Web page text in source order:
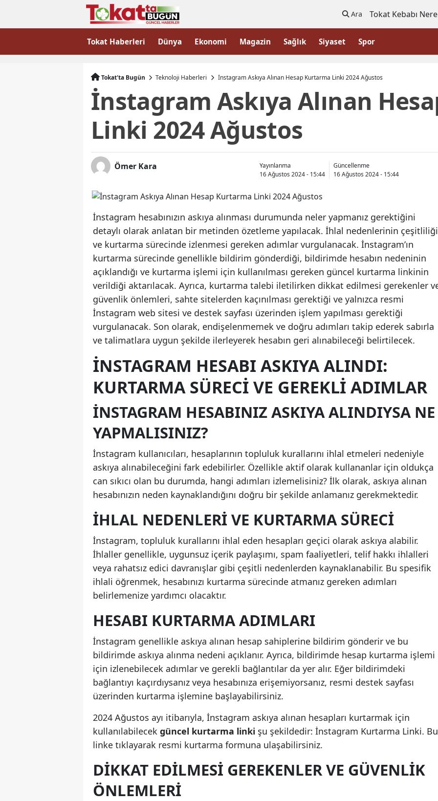
Ara Tokat Kebabı
Tokat Haberleri Dünya Ekonomi Magazin Sağlık Siyaset Spor
Tokat'ta Bugün Teknoloji Haberleri İnstagram Askıya Alınan Hesap Kurtarma Linki 2024 Ağustos
İnstagram Askıya Alınan
Linki 2024 Ağustos
Ömer Kara
Yayınlanma
16 Ağustos 2024 - 15:44
Güncellenme
16 Ağustos 2024 - 15:44
İnstagram hesabınızın askıya alınması durumunda neler yapmanız gerektiğini
detaylı olarak anlatan bir metinden özetleme yapılacak. İhlal nedenlerinin çeşitliliği
ve kurtarma sürecinde izlenmesi gereken adımlar vurgulanacak. İnstagram’ın
kurtarma sürecinde genellikle bildirim gönderdiği, bildirimde hesabın nedeninin
açıklandığı ve kurtarma işlemi için kullanılması gereken güncel kurtarma linkinin
verildiği aktarılacak. Ayrıca, kurtarma talebi iletilirken dikkat edilmesi gerekenler
güvenlik önlemleri, sahte sitelerden kaçınılması gerektiği ve yalnızca resmi
İnstagram web sitesi ve destek sayfası üzerinden işlem yapılması gerektiği
vurgulanacak. Son olarak, endişelenmemek ve doğru adımları takip ederek sabırla
ve talimatlara uygun şekilde ilerleyerek hesabın geri alınabileceği belirtilecek.
İNSTAGRAM HESABI ASKIYA ALINDI:
KURTARMA SÜRECI VE GEREKLI ADIMLAR
İNSTAGRAM HESABINIZ ASKIYA ALINDIYSA NE
YAPMALISINIZ?
İnstagram kullanıcıları, hesaplarının topluluk kurallarını ihlal etmeleri nedeniyle
askıya alınabileceğini fark edebilirler. Özellikle aktif olarak kullananlar için oldukça
can sıkıcı olan bu durumda, hangi adımları izlemelisiniz? İlk olarak, askıya alınan
hesabınızın neden kaynaklandığını doğru bir şekilde anlamanız gerekmektedir.
İHLAL NEDENLERI VE KURTARMA SÜRECI
İnstagram, topluluk kurallarını ihlal eden hesapları geçici olarak askıya alabilir.
İhlaller genellikle, uygunsuz içerik paylaşımı, spam faaliyetleri, telif hakkı ihlalleri
veya rahatsız edici davranışlar gibi çeşitli nedenlerden kaynaklanabilir. Bu spesifik
ihlali öğrenmek, hesabınızı kurtarma sürecinde atmanız gereken adımları
belirlemenize yardımcı olacaktır.
HESABI KURTARMA ADIMLARI
İnstagram genellikle askıya alınan hesap sahiplerine bildirim gönderir ve bu
bildirimde askıya alınma nedeni açıklanır. Ayrıca, bildirimde hesap kurtarma işlemi
için izlenebilecek adımlar ve gerekli bağlantılar da yer alır. Eğer bildirimdeki
bağlantıyı kaçırdıysanız veya hesabınıza erişemiyorsanız, resmi destek sayfası
üzerinden kurtarma işlemine başlayabilirsiniz.
2024 Ağustos ayı itibarıyla, İnstagram askıya alınan hesapları kurtarmak için
kullanılabilecek güncel kurtarma linki şu şekildedir: İnstagram Kurtarma Linki. Bu
linke tıklayarak resmi kurtarma formuna ulaşabilirsiniz.
DIKKAT EDILMESI GEREKENLER VE GÜVENLIK
ÖNLEMLERI